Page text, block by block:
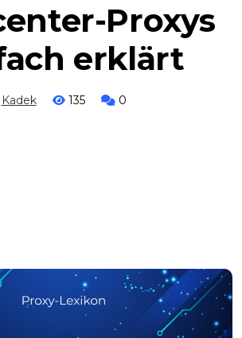
Proxys
erklärt
Kadek 135 0